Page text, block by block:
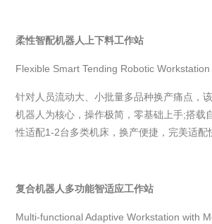
柔性智配机器人上下料工作站
Flexible Smart Tending Robotic Workstation
针对人员流动大、小批量多品种换产痛点，
机器人为核心，操作极简，零基础上手;搭载
性适配1-2台多类机床，换产便捷，完美适配
复合机器人多功能智适应工作站
Multi-functional Adaptive Workstation with